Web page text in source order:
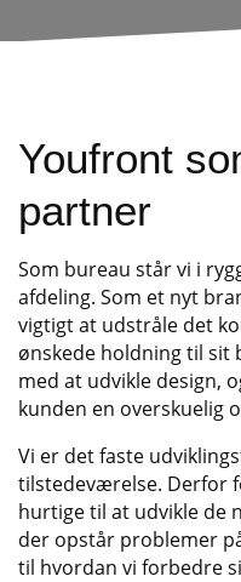
Youfront
partner
Som bureau står vi i
afdeling. Som et nyt
vigtigt at udstråle det
ønskede holdning til sit
med at udvikle design,
kunden en overskuelig
Vi er det faste
tilstedeværelse. Derfor
hurtige til at udvikle de
der opstår problemer
til hvordan vi forbedre